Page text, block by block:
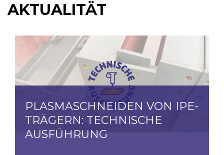
AKTUALITÄT
PLASMASCHNEIDEN VON IPE-
TRÄGERN: TECHNISCHE
AUSFÜHRUNG